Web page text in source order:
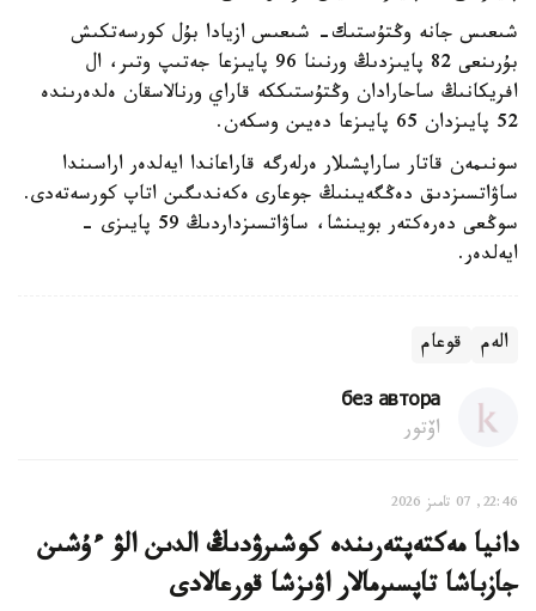
شىعىس جانە وڭتۇستىك- شىعىس ازيادا بۇل كورسەتكىش
بۇرىنعى 82 پايىزدىڭ ورنىنا 96 پايىزعا جەتىپ وتىر، ال
افريكانىڭ ساحارادان وڭتۇستىككە قاراي ورنالاسقان ەلدەرىندە
52 پايىزدان 65 پايىزعا دەيىن وسكەن.
سونىمەن قاتار ساراپشىلار ەرلەرگە قاراعاندا ايەلدەر اراسىندا
ساۋاتسىزدىق دەڭگەيىنىڭ جوعارى ەكەندىگىن اتاپ كورسەتەدى.
سوڭعى دەرەكتەر بويىنشا، ساۋاتسىزداردىڭ 59 پايىزى -
ايەلدەر.
الەم قوعام
без автора
اۆتور
22:46, 07 تامىز 2026
دانيا مەكتەپتەرىندە كوشىرۋدىڭ الدىن الۋ ءۇشىن
جازباشا تاپسىرمالار اۋىزشا قورعالادى